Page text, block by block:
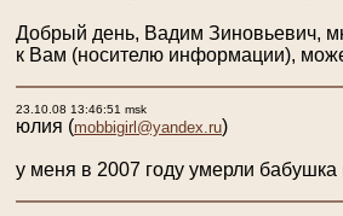
Добрый день, Вадим Зиновьевич,
к Вам (носителю информации),
23.10.08 13:46:51 msk
юлия (mobbigirl@yandex.ru)
у меня в 2007 году умерли